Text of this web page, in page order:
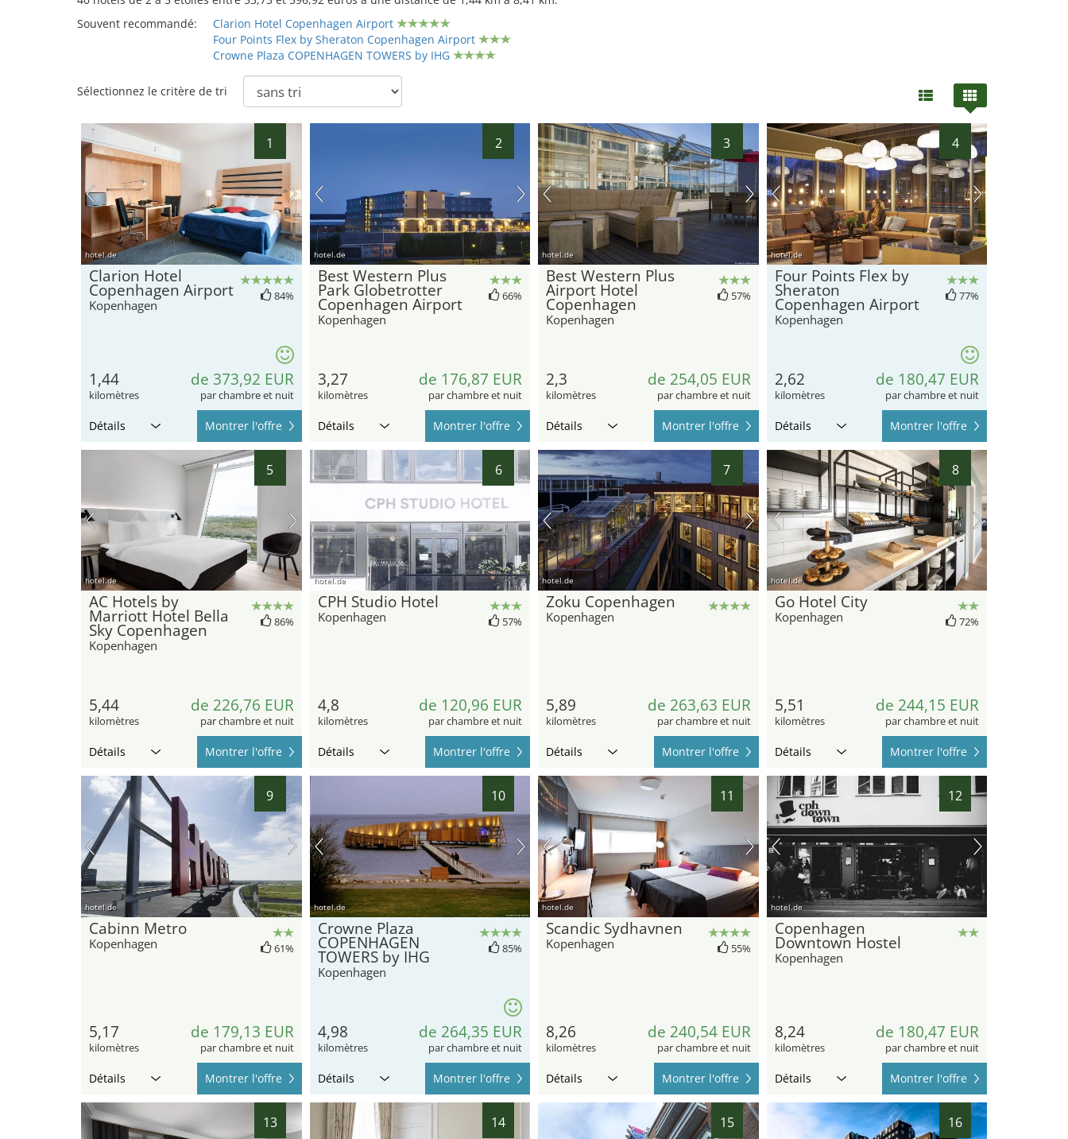
Souvent recommandé:
Clarion Hotel Copenhagen Airport
Four Points Flex by Sheraton Copenhagen Airport
Crowne Plaza COPENHAGEN TOWERS by IHG
Sélectionnez le critère de tri
1
hotel.de
Clarion Hotel
Copenhagen Airport
Kopenhagen
84%
1,44
kilomètres
de 373,92 EUR
par chambre et nuit
Détails Montrer l'offre
2
hotel.de
Best Western Plus
Park Globetrotter
Copenhagen Airport
Kopenhagen
66%
3,27
kilomètres
de 176,87 EUR
par chambre et nuit
Détails Montrer l'offre
3
hotel.de
Best Western Plus
Airport Hotel
Copenhagen
Kopenhagen
57%
2,3
kilomètres
de 254,05 EUR
par chambre et nuit
Détails Montrer l'offre
4
hotel.de
Four Points Flex by
Sheraton
Copenhagen Airport
Kopenhagen
77%
2,62
kilomètres
de 180,47 EUR
par chambre et nuit
Détails Montrer l'offre
5
hotel.de
AC Hotels by
Marriott Hotel Bella
Sky Copenhagen
Kopenhagen
86%
5,44
kilomètres
de 226,76 EUR
par chambre et nuit
Détails Montrer l'offre
6
hotel.de
CPH Studio Hotel
Kopenhagen 57%
4,8
kilomètres
de 120,96 EUR
par chambre et nuit
Détails Montrer l'offre
7
hotel.de
Zoku Copenhagen
Kopenhagen
5,89
kilomètres
de 263,63 EUR
par chambre et nuit
Détails Montrer l'offre
8
hotel.de
Go Hotel City
Kopenhagen 72%
5,51
kilomètres
de 244,15 EUR
par chambre et nuit
Détails Montrer l'offre
9
hotel.de
Cabinn Metro
Kopenhagen 61%
5,17
kilomètres
de 179,13 EUR
par chambre et nuit
Détails Montrer l'offre
10
hotel.de
Crowne Plaza
COPENHAGEN
TOWERS by IHG
Kopenhagen
85%
4,98
kilomètres
de 264,35 EUR
par chambre et nuit
Détails Montrer l'offre
11
hotel.de
Scandic Sydhavnen
Kopenhagen 55%
8,26
kilomètres
de 240,54 EUR
par chambre et nuit
Détails Montrer l'offre
12
hotel.de
Copenhagen
Downtown Hostel
Kopenhagen
8,24
kilomètres
de 180,47 EUR
par chambre et nuit
Détails Montrer l'offre
13 14 15 16